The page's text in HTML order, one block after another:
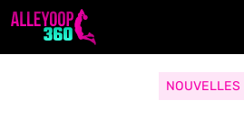
Aller
NOUVELLES